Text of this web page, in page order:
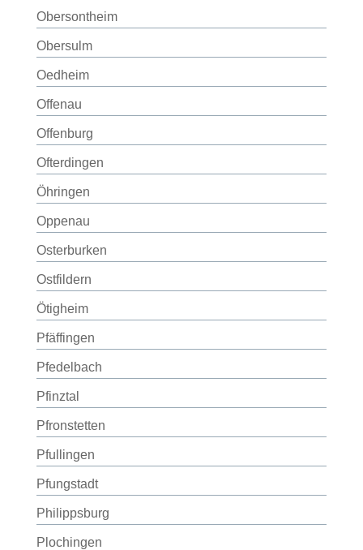
Obersontheim
Obersulm
Oedheim
Offenau
Offenburg
Ofterdingen
Öhringen
Oppenau
Osterburken
Ostfildern
Ötigheim
Pfäffingen
Pfedelbach
Pfinztal
Pfronstetten
Pfullingen
Pfungstadt
Philippsburg
Plochingen